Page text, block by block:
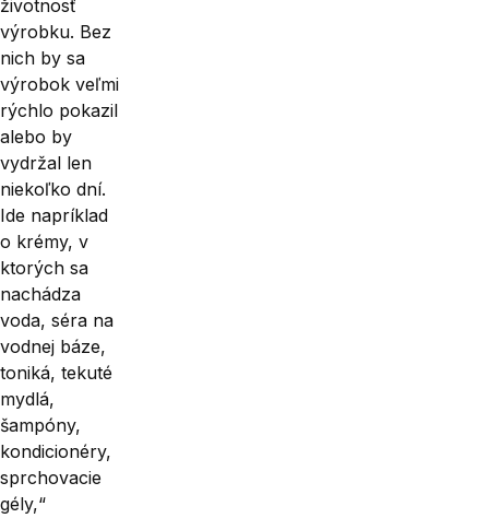
životnosť
výrobku. Bez
nich by sa
výrobok veľmi
rýchlo pokazil
alebo by
vydržal len
niekoľko dní.
Ide napríklad
o krémy, v
ktorých sa
nachádza
voda, séra na
vodnej báze,
toniká, tekuté
mydlá,
šampóny,
kondicionéry,
sprchovacie
gély,“